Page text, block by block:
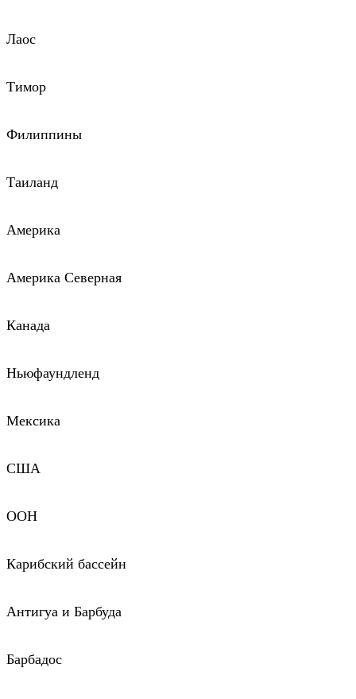
Лаос
Тимор
Филиппины
Таиланд
Америка
Америка Северная
Канада
Ньюфаундленд
Мексика
США
ООН
Карибский бассейн
Антигуа и Барбуда
Барбадос